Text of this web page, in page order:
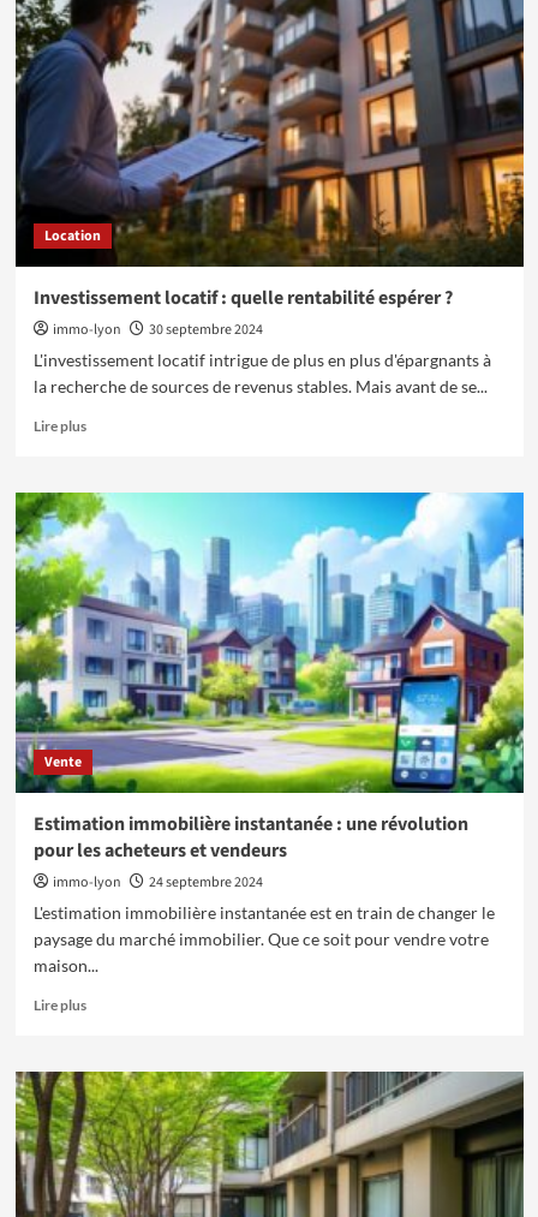
astuces
pour
trouver
facilement
des
bureaux
a
louer
Paris
Location
Investissement locatif : quelle rentabilité espérer ?
immo-lyon
30 septembre 2024
L'investissement locatif intrigue de plus en plus d'épargnants à
la recherche de sources de revenus stables. Mais avant de se...
Lire plusEn
sur
Investissement
locatif
:
quelle
rentabilité
espérer
?
Vente
Estimation immobilière instantanée : une révolution
pour les acheteurs et vendeurs
immo-lyon
24 septembre 2024
L'estimation immobilière instantanée est en train de changer le
paysage du marché immobilier. Que ce soit pour vendre votre
maison...
Lire plusEn
sur
Estimation
immobilière
instantanée
:
une
révolution